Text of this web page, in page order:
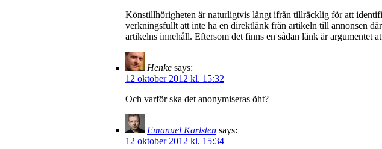
Könstillhörigheten är naturligtvis långt ifrån tillräcklig för att
verkningsfullt att inte ha en direktlänk från artikeln till annonsen
artikelns innehåll. Eftersom det finns en sådan länk är argumentet
Henke says:
12 oktober 2012 kl. 15:32
Och varför ska det anonymiseras öht?
Emanuel Karlsten says:
12 oktober 2012 kl. 15:34